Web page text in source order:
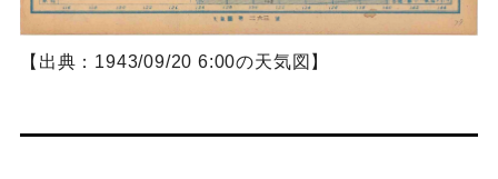
【出典：1943/09/20 6:00の天気図】